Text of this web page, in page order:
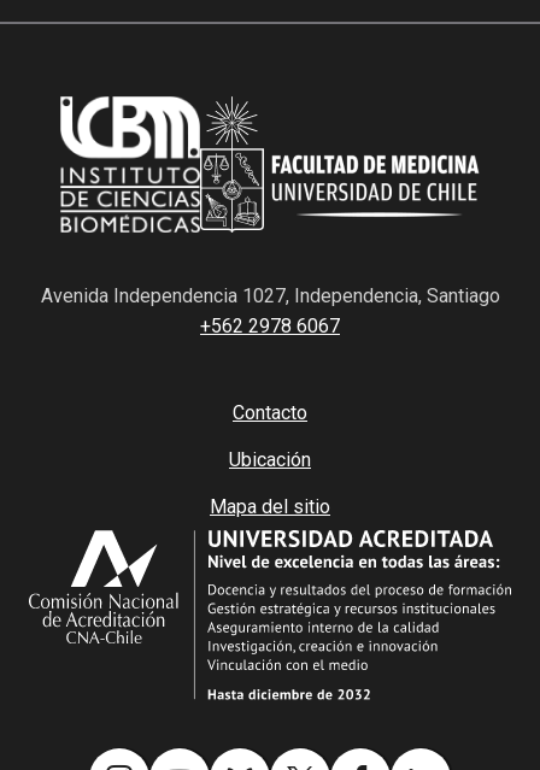
Avenida Independencia 1027, Independencia, Santiago
+562 2978 6067
Contacto
Ubicación
Mapa del sitio